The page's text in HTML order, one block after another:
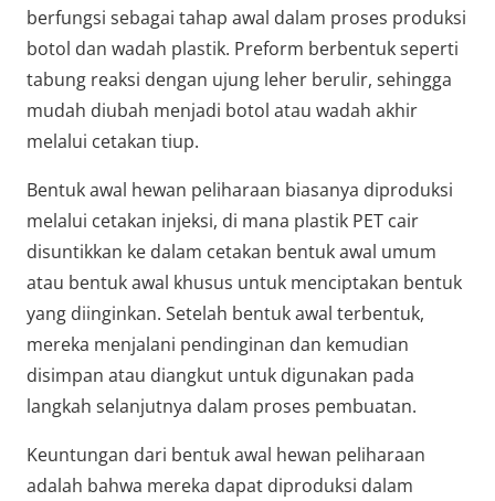
berfungsi sebagai tahap awal dalam proses produksi
botol dan wadah plastik. Preform berbentuk seperti
tabung reaksi dengan ujung leher berulir, sehingga
mudah diubah menjadi botol atau wadah akhir
melalui cetakan tiup.
Bentuk awal hewan peliharaan biasanya diproduksi
melalui cetakan injeksi, di mana plastik PET cair
disuntikkan ke dalam cetakan bentuk awal umum
atau bentuk awal khusus untuk menciptakan bentuk
yang diinginkan. Setelah bentuk awal terbentuk,
mereka menjalani pendinginan dan kemudian
disimpan atau diangkut untuk digunakan pada
langkah selanjutnya dalam proses pembuatan.
Keuntungan dari bentuk awal hewan peliharaan
adalah bahwa mereka dapat diproduksi dalam